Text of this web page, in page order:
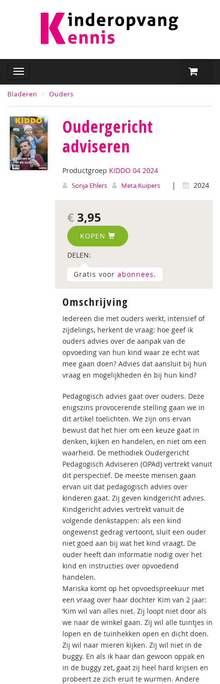
Bladeren Ouders
Oudergericht
adviseren
Productgroep KIDDO 04 2024
Sonja Ehlers Meta Kuipers | 2024
€ 3,95
KOPEN
DELEN:
Gratis voor abonnees.
Omschrijving
Iedereen die met ouders werkt, intensief of
zijdelings, herkent de vraag: hoe geef ik
ouders advies over de aanpak van de
opvoeding van hun kind waar ze echt wat
mee gaan doen? Advies dat aansluit bij hun
vraag en mogelijkheden én bij hun kind?
Pedagogisch advies gaat over ouders. Deze
enigszins provocerende stelling gaan we in
dit artikel toelichten. We zijn ons ervan
bewust dat het hier om een keuze gaat in
denken, kijken en handelen, en niet om een
waarheid. De methodiek Oudergericht
Pedagogisch Adviseren (OPAd) vertrekt vanuit
dit perspectief. De meeste mensen gaan
ervan uit dat pedagogisch advies over
kinderen gaat. Zij geven kindgericht advies.
Kindgericht advies vertrekt vanuit de
volgende denkstappen: als een kind
ongewenst gedrag vertoont, sluit een ouder
niet goed aan bij wat het kind vraagt. De
ouder heeft dan informatie nodig over het
kind en instructies over opvoedend
handelen.
Mariska komt op het opvoedspreekuur met
een vraag over haar dochter Kim van 2 jaar:
‘Kim wil van alles niet. Zij loopt niet door als
we naar de winkel gaan. Zij wil alle tuintjes in
lopen en de tuinhekken open en dicht doen.
Zij wil naar mieren kijken. Zij wil niet in de
buggy. En als ik haar dan gewoon oppak en
in de buggy zet, gaat zij heel hard krijsen en
probeert ze zich eruit te wurmen. Andere